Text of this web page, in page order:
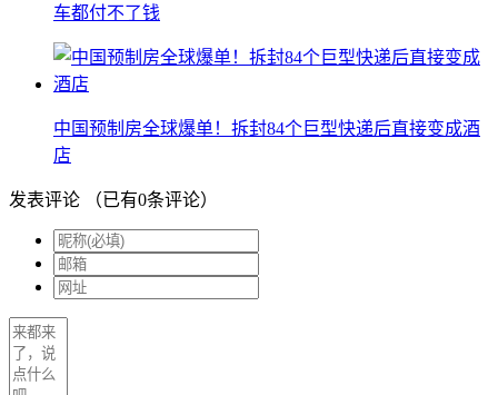
车都付不了钱
中国预制房全球爆单！拆封84个巨型快递后直接变成酒
店
发表评论 （已有0条评论）